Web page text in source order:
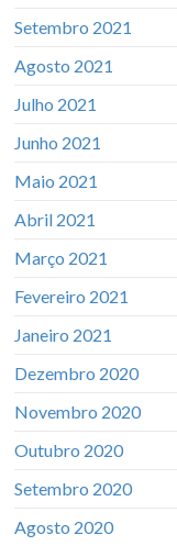
Setembro 2021
Agosto 2021
Julho 2021
Junho 2021
Maio 2021
Abril 2021
Março 2021
Fevereiro 2021
Janeiro 2021
Dezembro 2020
Novembro 2020
Outubro 2020
Setembro 2020
Agosto 2020